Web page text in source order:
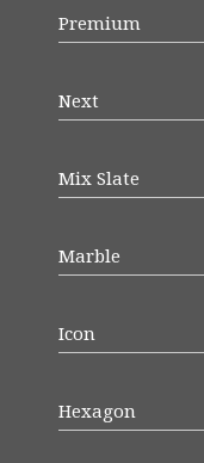
Premium
Next
Mix Slate
Marble
Icon
Hexagon